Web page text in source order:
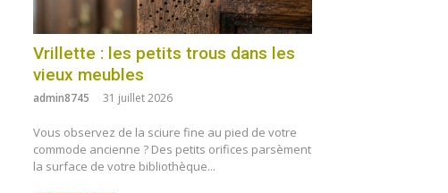
Vrillette : les petits trous dans les
vieux meubles
admin8745 31 juillet 2026
Vous observez de la sciure fine au pied de votre
commode ancienne ? Des petits orifices parsèment
la surface de votre bibliothèque...